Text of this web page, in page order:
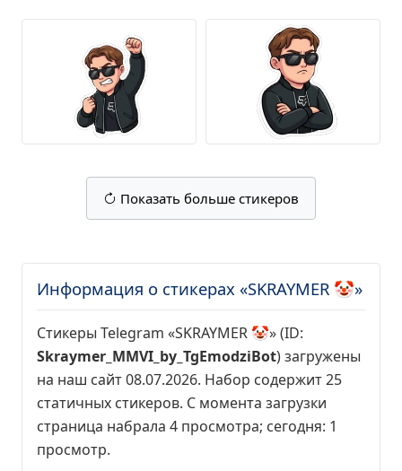
Показать больше стикеров
Информация о стикерах «SKRAYMER 🤡»
Стикеры Telegram «SKRAYMER 🤡» (ID:
Skraymer_MMVI_by_TgEmodziBot) загружены
на наш сайт 08.07.2026. Набор содержит 25
статичных стикеров. С момента загрузки
страница набрала 4 просмотра; сегодня: 1
просмотр.